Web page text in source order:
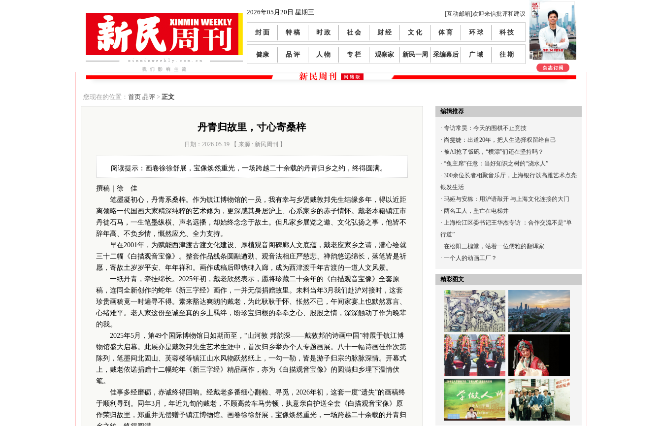
2026年05月20日 星期三 [互动邮箱]欢迎来信批评和建议
封 面 特 稿 时 政 社 会 财 经 文 化 体 育 环 球 科 技
健康 品 评 人 物 专 栏 观察家 新民一周 采编幕后 广 域 往 期
您现在的位置： 首页 品评> 正文
丹青归故里，寸心寄桑梓
日期：2026-05-19 【 来源 : 新民周刊 】
阅读提示：画卷徐徐舒展，宝像焕然重光，一场跨越二十余载的丹青归乡之约，终得圆满。
撰稿｜徐 佳
笔墨凝初心，丹青系桑梓。作为镇江博物馆的一员，我有幸与乡贤戴敦邦先生结缘多年，得以近距
离领略一代国画大家精深纯粹的艺术修为，更深感其身居沪上、心系家乡的赤子情怀。戴老本籍镇江市
丹徒石马，一生笔墨纵横、声名远播，却始终念念于故土。但凡家乡展览之邀、文化弘扬之事，他皆不
辞年高、不负乡情，慨然应允、全力支持。
早在2001年，为赋能西津渡古渡文化建设、厚植观音阁碑廊人文底蕴，戴老应家乡之请，潜心绘就
三十二幅《白描观音宝像》。整套作品线条圆融遒劲、观音法相庄严慈悲、禅韵悠远绵长，落笔皆是祈
愿，寄故土岁岁平安、年年祥和。画作成稿后即镌碑入廊，成为西津渡千年古渡的一道人文风景。
一纸丹青，牵挂绵长。2025年初，戴老欣然表示，愿将珍藏二十余年的《白描观音宝像》全套原
稿，连同全新创作的蛇年《新三字经》画作，一并无偿捐赠故里。未料当年3月我们赴沪对接时，这套
珍贵画稿竟一时遍寻不得。素来豁达爽朗的戴老，为此耿耿于怀、怅然不已，午间家宴上也默然寡言、
心绪难平。老人家这份至诚至真的乡土羁绊，盼珍宝归根的拳拳之心、殷殷之情，深深触动了作为晚辈
的我。
2025年5月，第49个国际博物馆日如期而至，“山河敦 邦韵深——戴敦邦的诗画中国”特展于镇江博
物馆盛大启幕。此展亦是戴敦邦先生艺术生涯中，首次归乡举办个人专题画展。八十一幅诗画佳作次第
陈列，笔墨间北固山、芙蓉楼等镇江山水风物跃然纸上，一勾一勒，皆是游子归宗的脉脉深情。开幕式
上，戴老依诺捐赠十二幅蛇年《新三字经》精品画作，亦为《白描观音宝像》的圆满归乡埋下温情伏
笔。
佳事多经磨砺，赤诚终得回响。经戴老多番细心翻检、寻觅，2026年初，这套一度“遗失”的画稿终
于顺利寻到。同年3月，年近九旬的戴老，不顾高龄车马劳顿，执意亲自护送全套《白描观音宝像》原
作荣归故里，郑重并无偿赠予镇江博物馆。画卷徐徐舒展，宝像焕然重光，一场跨越二十余载的丹青归
编辑推荐
· 专访常昊：今天的围棋不止竞技
· 尚雯婕：出道20年，把人生选择权留给自己
· 被AI抢了饭碗，“横漂”们还在坚持吗？
· “兔主席”任意：当好知识之树的“浇水人”
· 300余位长者相聚音乐厅，上海银行以高雅艺术点亮
银发生活
· 玛娅与安栋：用沪语敲开 与上海文化连接的大门
· 两名工人，坠亡在电梯井
· 上海松江区委书记王华杰专访 ：合作交流不是“单
行道”
· 在松阳三槐堂，站着一位儒雅的翻译家
· 一个人的动画工厂？
精彩图文